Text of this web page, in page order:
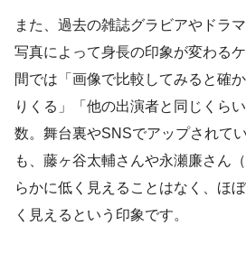
また、過去の雑誌グラビアやドラ
写真によって身長の印象が変わる
間では「画像で比較してみると確
りくる」「他の出演者と同じくら
数。舞台裏やSNSでアップされて
も、藤ヶ谷太輔さんや永瀬廉さん
らかに低く見えることはなく、ほ
く見えるという印象です。